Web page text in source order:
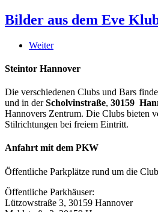
Bilder aus dem Eve
Weiter
Steintor Hannover
Die verschiedenen Clubs und Bars
und in derScholvinstraße, 30159
Hannovers Zentrum. Die Clubs bieten
Stilrichtungen bei freiem Eintritt.
Anfahrt mit dem PKW
Öffentliche Parkplätze rund um die
Öffentliche Parkhäuser:
Lützowstraße 3, 30159 Hannover